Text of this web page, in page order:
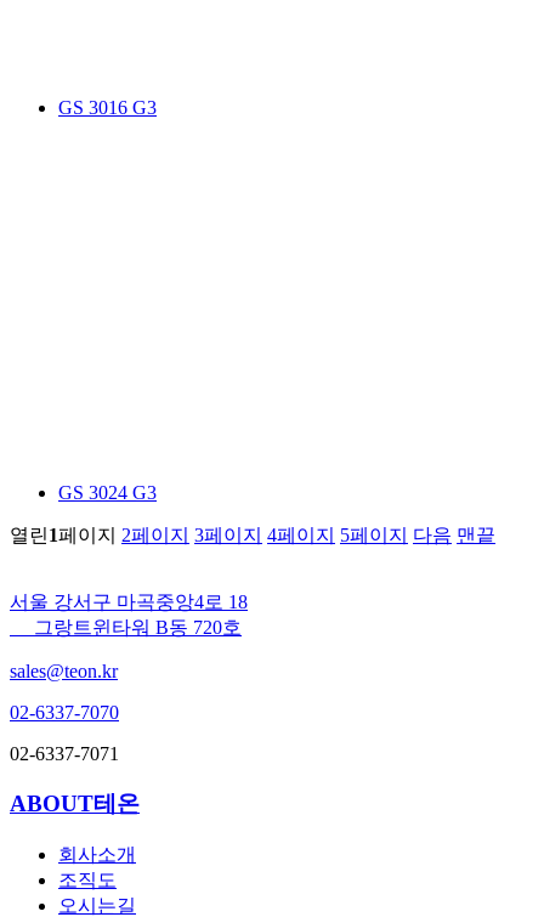
GS 3016 G3
GS 3024 G3
열린1페이지 2페이지 3페이지 4페이지 5페이지 다음 맨끝
서울 강서구 마곡중앙4로 18
그랑트윈타워 B동 720호
sales@teon.kr
02-6337-7070
02-6337-7071
ABOUT테온
회사소개
조직도
오시는길